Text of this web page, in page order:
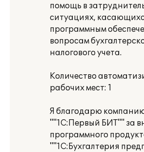
помощь в
ситуациях,
программным
вопросам
налогового учета.
Количество
рабочих мест: 1
Я благодарю
""1С:Первый БИТ"" за
программного
""1С:Бухгалтерия